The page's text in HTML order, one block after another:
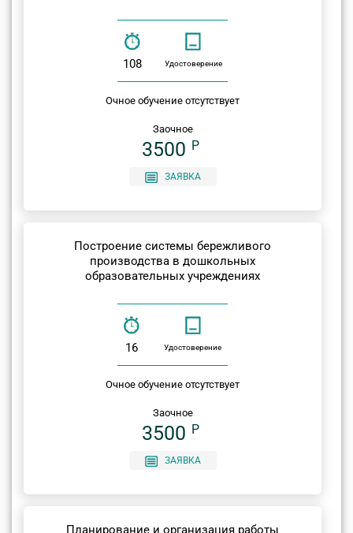
108 Удостоверение
Очное обучение отсутствует
Заочное
3500 P
ЗАЯВКА
Построение системы бережливого
производства в дошкольных
образовательных учреждениях
16 Удостоверение
Очное обучение отсутствует
Заочное
3500 P
ЗАЯВКА
Планирование и организация работы